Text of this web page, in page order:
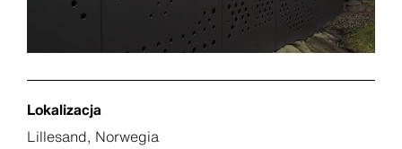
Video
Lokalizacja
Lillesand, Norwegia